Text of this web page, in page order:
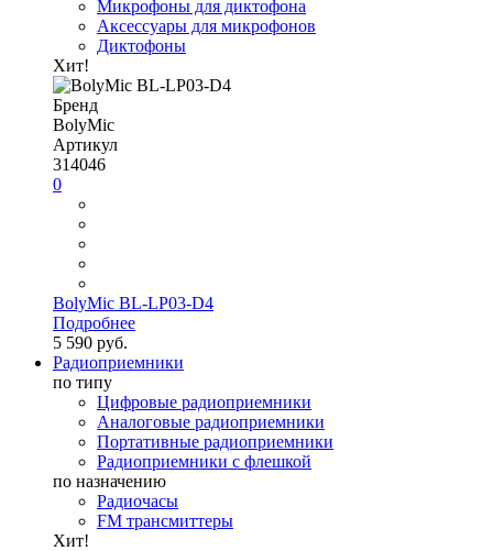
Микрофоны для диктофона
Аксессуары для микрофонов
Диктофоны
Хит!
Бренд
BolyMic
Артикул
314046
0
BolyMic BL-LP03-D4
Подробнее
5 590 руб.
Радиоприемники
по типу
Цифровые радиоприемники
Аналоговые радиоприемники
Портативные радиоприемники
Радиоприемники с флешкой
по назначению
Радиочасы
FM трансмиттеры
Хит!